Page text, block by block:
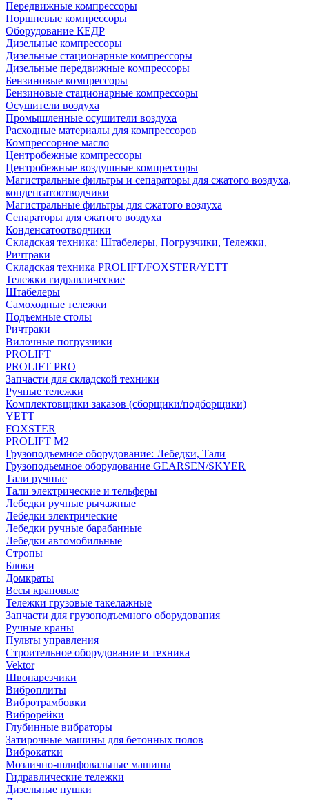
Передвижные компрессоры
Поршневые компрессоры
Оборудование КЕДР
Дизельные компрессоры
Дизельные стационарные компрессоры
Дизельные передвижные компрессоры
Бензиновые компрессоры
Бензиновые стационарные компрессоры
Осушители воздуха
Промышленные осушители воздуха
Расходные материалы для компрессоров
Компрессорное масло
Центробежные компрессоры
Центробежные воздушные компрессоры
Магистральные фильтры и сепараторы для сжатого воздуха,
конденсатоотводчики
Магистральные фильтры для сжатого воздуха
Сепараторы для сжатого воздуха
Конденсатоотводчики
Складская техника: Штабелеры, Погрузчики, Тележки,
Ричтраки
Складская техника PROLIFT/FOXSTER/YETT
Тележки гидравлические
Штабелеры
Самоходные тележки
Подъемные столы
Ричтраки
Вилочные погрузчики
PROLIFT
PROLIFT PRO
Запчасти для складской техники
Ручные тележки
Комплектовщики заказов (сборщики/подборщики)
YETT
FOXSTER
PROLIFT M2
Грузоподъемное оборудование: Лебедки, Тали
Грузоподьемное оборудование GEARSEN/SKYER
Тали ручные
Тали электрические и тельферы
Лебедки ручные рычажные
Лебедки электрические
Лебедки ручные барабанные
Лебедки автомобильные
Стропы
Блоки
Домкраты
Весы крановые
Тележки грузовые такелажные
Запчасти для грузоподъемного оборудования
Ручные краны
Пульты управления
Строительное оборудование и техника
Vektor
Швонарезчики
Виброплиты
Вибротрамбовки
Виброрейки
Глубинные вибраторы
Затирочные машины для бетонных полов
Виброкатки
Мозаично-шлифовальные машины
Гидравлические тележки
Дизельные пушки